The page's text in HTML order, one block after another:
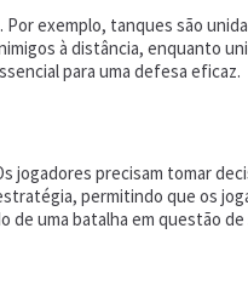
exemplo, tanques são
à distância, enquanto
para uma defesa eficaz.
precisam tomar
permitindo que os
de uma batalha em questão